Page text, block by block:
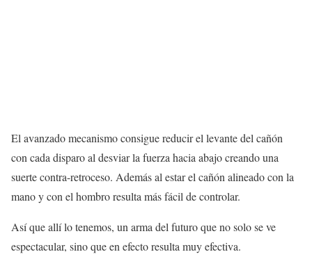
El avanzado mecanismo consigue reducir el levante del cañón
con cada disparo al desviar la fuerza hacia abajo creando una
suerte contra-retroceso. Además al estar el cañón alineado con la
mano y con el hombro resulta más fácil de controlar.
Así que allí lo tenemos, un arma del futuro que no solo se ve
espectacular, sino que en efecto resulta muy efectiva.